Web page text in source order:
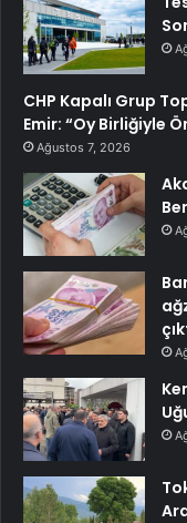
CHP Kapalı Grup
Emir: “Oy Birliğiyle
Ağustos 7, 2026